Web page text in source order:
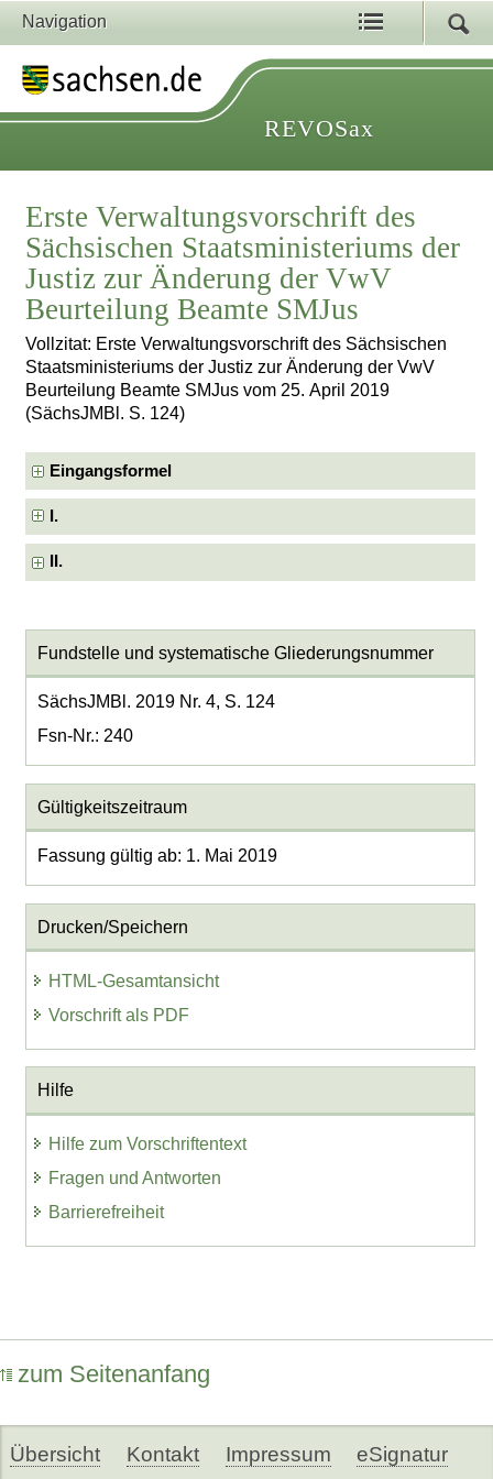
Navigation
REVOSax
Erste Verwaltungsvorschrift des
Sächsischen Staatsministeriums der
Justiz zur Änderung der VwV
Beurteilung Beamte SMJus
Vollzitat: Erste Verwaltungsvorschrift des Sächsischen
Staatsministeriums der Justiz zur Änderung der VwV
Beurteilung Beamte SMJus vom 25. April 2019
(SächsJMBl. S. 124)
Eingangsformel
I.
II.
Fundstelle und systematische Gliederungsnummer
SächsJMBl. 2019 Nr. 4, S. 124
Fsn-Nr.: 240
Gültigkeitszeitraum
Fassung gültig ab: 1. Mai 2019
Drucken/Speichern
HTML-Gesamtansicht
Vorschrift als PDF
Hilfe
Hilfe zum Vorschriftentext
Fragen und Antworten
Barrierefreiheit
zum Seitenanfang
Übersicht Kontakt Impressum eSignatur